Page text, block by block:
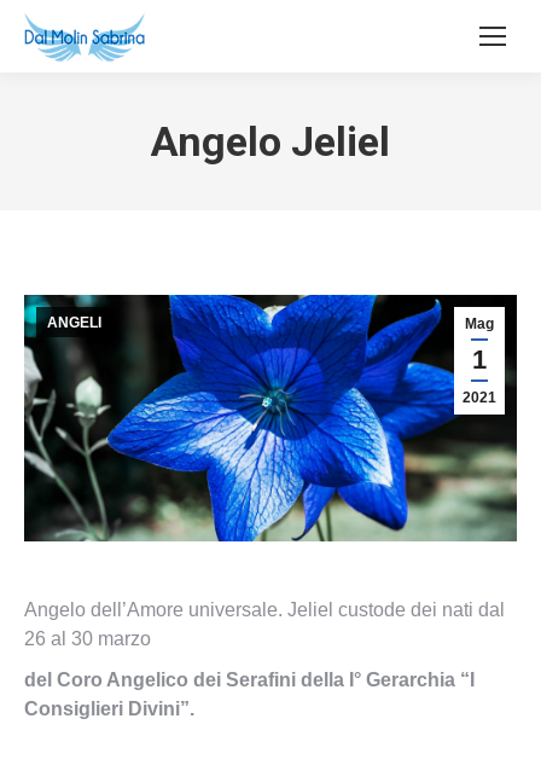
Angelo Jeliel
Mag
1
2021
ANGELI
Angelo dell’Amore universale. Jeliel custode dei nati dal
26 al 30 marzo
del Coro Angelico dei Serafini della I° Gerarchia “I
Consiglieri Divini”.